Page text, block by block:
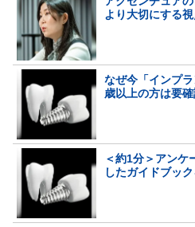
より大切にする
なぜ今「インプ
歳以上の方は要
＜約1分＞アンケ
したガイドブッ